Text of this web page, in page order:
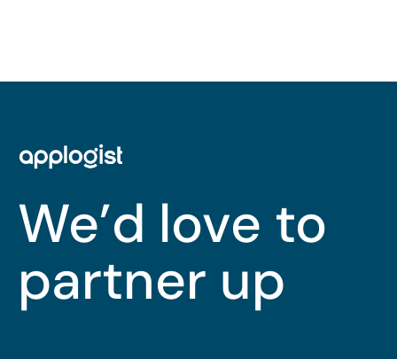
We’d love to
partner up